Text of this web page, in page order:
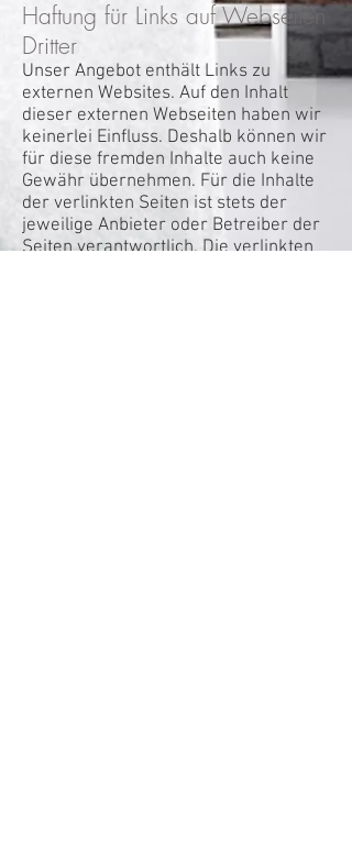
Haftung für Links auf Webseiten
Dritter
Unser Angebot enthält Links zu
externen Websites. Auf den Inhalt
dieser externen Webseiten haben wir
keinerlei Einfluss. Deshalb können wir
für diese fremden Inhalte auch keine
Gewähr übernehmen. Für die Inhalte
der verlinkten Seiten ist stets der
jeweilige Anbieter oder Betreiber der
Seiten verantwortlich. Die verlinkten